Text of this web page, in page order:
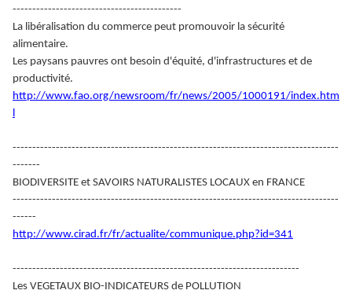
-------------------------------------------
La libéralisation du commerce peut promouvoir la sécurité
alimentaire.
Les paysans pauvres ont besoin d'équité, d'infrastructures et de
productivité.
http://www.fao.org/newsroom/fr/news/2005/1000191/index.htm
l
-----------------------------------------------------------------------------------
-------
BIODIVERSITE et SAVOIRS NATURALISTES LOCAUX en FRANCE
-----------------------------------------------------------------------------------
------
http://www.cirad.fr/fr/actualite/communique.php?id=341
-------------------------------------------------------------------------
Les VEGETAUX BIO-INDICATEURS de POLLUTION